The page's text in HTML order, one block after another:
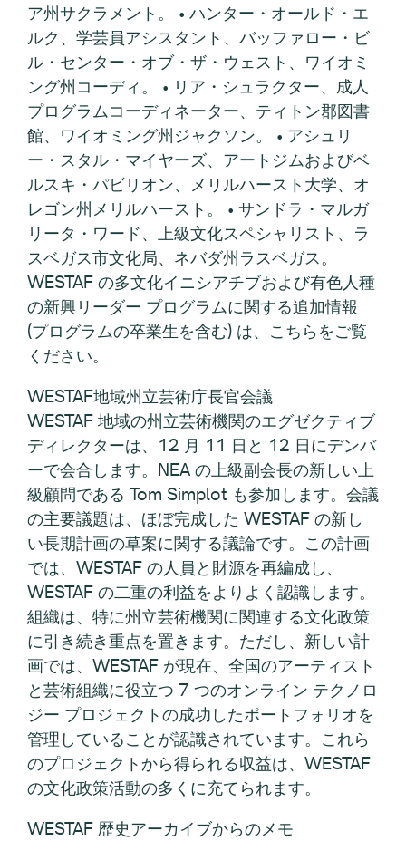
ア州サクラメント。 • ハンター・オールド・エ
ルク、学芸員アシスタント、バッファロー・ビ
ル・センター・オブ・ザ・ウェスト、ワイオミ
ング州コーディ。 • リア・シュラクター、成人
プログラムコーディネーター、ティトン郡図書
館、ワイオミング州ジャクソン。 • アシュリ
ー・スタル・マイヤーズ、アートジムおよびベ
ルスキ・パビリオン、メリルハースト大学、オ
レゴン州メリルハースト。 • サンドラ・マルガ
リータ・ワード、上級文化スペシャリスト、ラ
スベガス市文化局、ネバダ州ラスベガス。
WESTAF の多文化イニシアチブおよび有色人種
の新興リーダー プログラムに関する追加情報
(プログラムの卒業生を含む) は、こちらをご覧
ください。
WESTAF地域州立芸術庁長官会議
WESTAF 地域の州立芸術機関のエグゼクティブ
ディレクターは、12 月 11 日と 12 日にデンバ
ーで会合します。NEA の上級副会長の新しい上
級顧問である Tom Simplot も参加します。会議
の主要議題は、ほぼ完成した WESTAF の新し
い長期計画の草案に関する議論です。この計画
では、WESTAF の人員と財源を再編成し、
WESTAF の二重の利益をよりよく認識します。
組織は、特に州立芸術機関に関連する文化政策
に引き続き重点を置きます。ただし、新しい計
画では、WESTAF が現在、全国のアーティスト
と芸術組織に役立つ 7 つのオンライン テクノロ
ジー プロジェクトの成功したポートフォリオを
管理していることが認識されています。これら
のプロジェクトから得られる収益は、WESTAF
の文化政策活動の多くに充てられます。
WESTAF 歴史アーカイブからのメモ